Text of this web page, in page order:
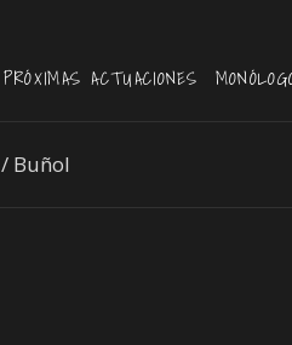
PRÓXIMAS ACTUACIONES
/ Buñol